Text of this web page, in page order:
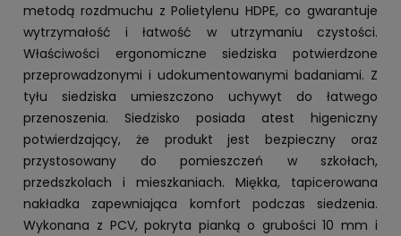
metodą rozdmuchu z Polietylenu HDPE, co gwarantuje
wytrzymałość i łatwość w utrzymaniu czystości.
Właściwości ergonomiczne siedziska potwierdzone
przeprowadzonymi i udokumentowanymi badaniami. Z
tyłu siedziska umieszczono uchywyt do łatwego
przenoszenia. Siedzisko posiada atest higeniczny
potwierdzający, że produkt jest bezpieczny oraz
przystosowany do pomieszczeń w szkołach,
przedszkolach i mieszkaniach. Miękka, tapicerowana
nakładka zapewniająca komfort podczas siedzenia.
Wykonana z PCV, pokryta pianką o grubości 10 mm i